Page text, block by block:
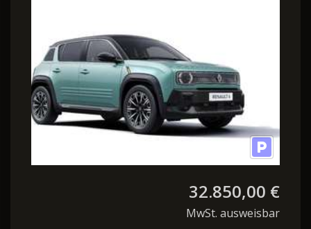
32.850,00 €
MwSt. ausweisbar